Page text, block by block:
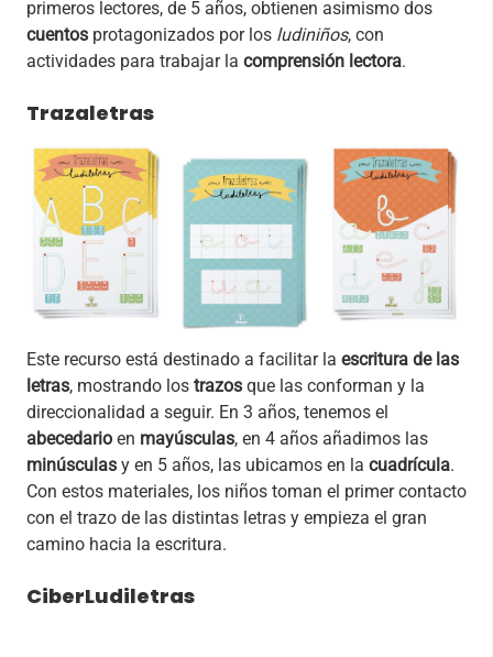
primeros lectores, de 5 años, obtienen asimismo dos
cuentos protagonizados por los ludiniños, con
actividades para trabajar la comprensión lectora.
Trazaletras
Este recurso está destinado a facilitar la escritura de las
letras, mostrando los trazos que las conforman y la
direccionalidad a seguir. En 3 años, tenemos el
abecedario en mayúsculas, en 4 años añadimos las
minúsculas y en 5 años, las ubicamos en la cuadrícula.
Con estos materiales, los niños toman el primer contacto
con el trazo de las distintas letras y empieza el gran
camino hacia la escritura.
CiberLudiletras